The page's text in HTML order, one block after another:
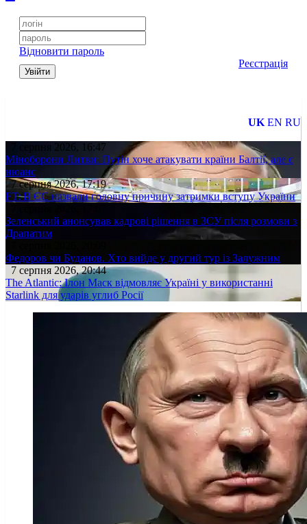
Відновити пароль
Увійти
Реєстрація
UK EN RU
7 серпня 2026, 16:47
Міноборони Литви: Путін хоче атакувати країни Балтії, але є
нюанс
7 серпня 2026, 17:19
FT: В ЄС назвали головну причину затримки вступу України
Зеленський анонсував кадрові рішення в ЗСУ після розмови з
Драпатим
Федоров чи Буданов. Хто вийде у другий тур із Залужним
7 серпня 2026, 20:44
The Atlantic: Ілон Маск відмовляє Україні у використанні
Starlink для ударів углиб Росії